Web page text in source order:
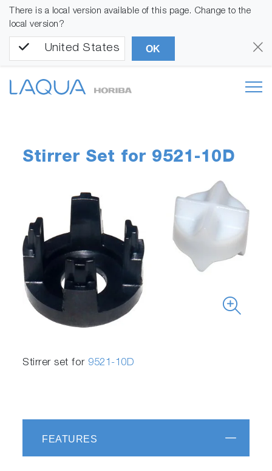
There is a local version available of this page. Change to the
local version?
United States OK
Stirrer Set for 9521-10D
Stirrer set for 9521-10D
FEATURES